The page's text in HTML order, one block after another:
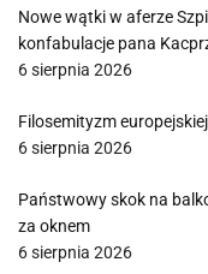
Nowe wątki w aferze
konfabulacje pana
6 sierpnia 2026
Filosemityzm
6 sierpnia 2026
Państwowy skok na
za oknem
6 sierpnia 2026